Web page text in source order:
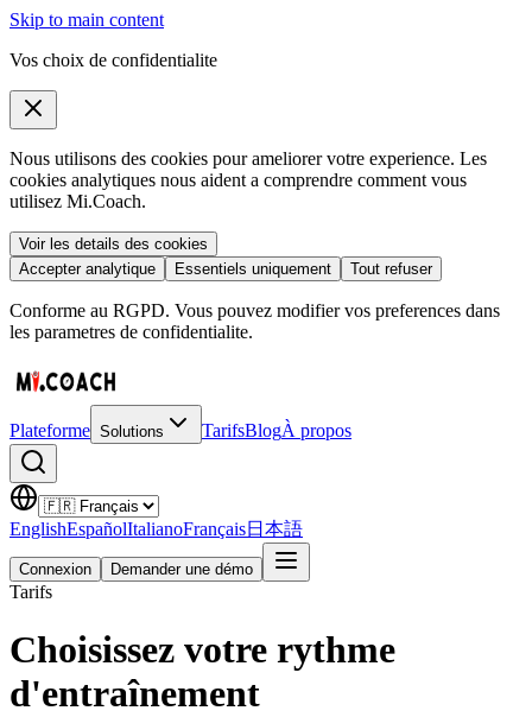
Skip to main content
Vos choix de confidentialite
Nous utilisons des cookies pour ameliorer votre experience. Les
cookies analytiques nous aident a comprendre comment vous
utilisez Mi.Coach.
Voir les details des cookies
Accepter analytique
Essentiels uniquement Tout refuser
Conforme au RGPD. Vous pouvez modifier vos preferences dans
les parametres de confidentialite.
Plateforme Solutions TarifsBlogÀ propos
EnglishEspañolItalianoFrançais日本語
Connexion Demander une démo
Tarifs
Choisissez votre rythme
d'entraînement